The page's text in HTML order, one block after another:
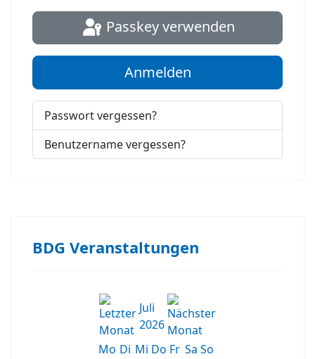
Passkey verwenden
Anmelden
Passwort vergessen?
Benutzername vergessen?
BDG Veranstaltungen
Juli
2026
Mo Di Mi Do Fr Sa So